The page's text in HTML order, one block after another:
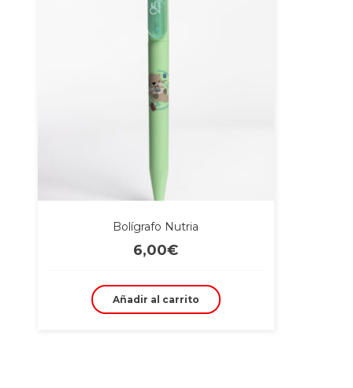
Bolígrafo Nutria
6,00€
Añadir al carrito